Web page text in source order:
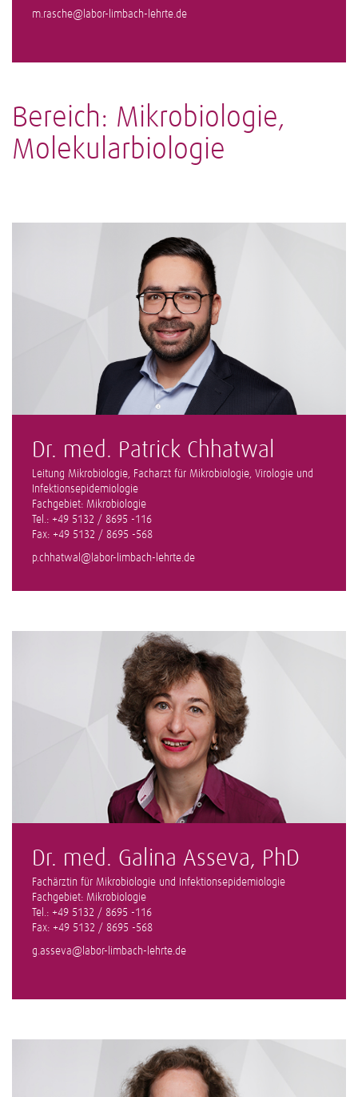
m.rasche@labor-limbach-lehrte.de
Bereich: Mikrobiologie,
Molekularbiologie
Dr. med. Patrick Chhatwal
Leitung Mikrobiologie, Facharzt für Mikrobiologie, Virologie und
Infektionsepidemiologie
Fachgebiet: Mikrobiologie
Tel.: +49 5132 / 8695 -116
Fax: +49 5132 / 8695 -568
p.chhatwal@labor-limbach-lehrte.de
Dr. med. Galina Asseva, PhD
Fachärztin für Mikrobiologie und Infektionsepidemiologie
Fachgebiet: Mikrobiologie
Tel.: +49 5132 / 8695 -116
Fax: +49 5132 / 8695 -568
g.asseva@labor-limbach-lehrte.de